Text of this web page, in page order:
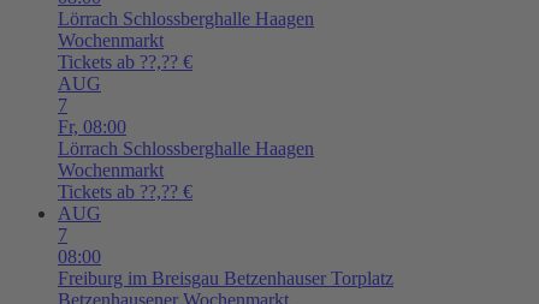
Lörrach Schlossberghalle Haagen
Wochenmarkt
Tickets ab ??,?? €
AUG
7
Fr, 08:00
Lörrach Schlossberghalle Haagen
Wochenmarkt
Tickets ab ??,?? €
AUG
7
08:00
Freiburg im Breisgau Betzenhauser Torplatz
Betzenhausener Wochenmarkt